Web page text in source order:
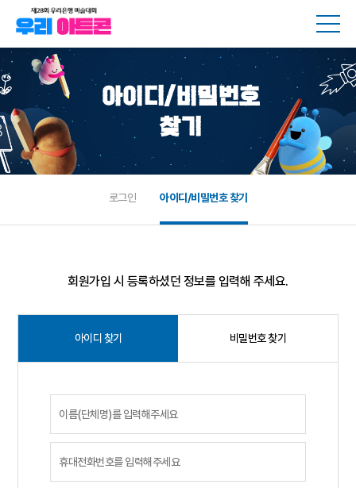
메뉴
아이디/비밀번호
찾기
로그인 아이디/비밀번호 찾기
회원가입 시 등록하셨던 정보를 입력해 주세요.
아이디 찾기 비밀번호 찾기